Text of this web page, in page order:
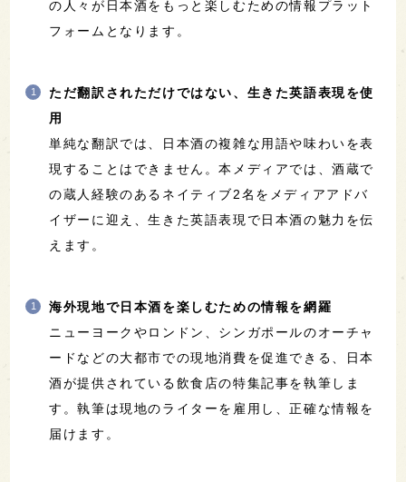
の人々が日本酒をもっと楽しむための情報プラット
フォームとなります。
ただ翻訳されただけではない、生きた英語表現を使
用
単純な翻訳では、日本酒の複雑な用語や味わいを表
現することはできません。本メディアでは、酒蔵で
の蔵人経験のあるネイティブ2名をメディアアドバ
イザーに迎え、生きた英語表現で日本酒の魅力を伝
えます。
海外現地で日本酒を楽しむための情報を網羅
ニューヨークやロンドン、シンガポールのオーチャ
ードなどの大都市での現地消費を促進できる、日本
酒が提供されている飲食店の特集記事を執筆しま
す。執筆は現地のライターを雇用し、正確な情報を
届けます。